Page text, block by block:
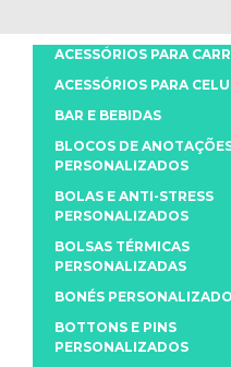
ACESSÓRIOS PARA
ACESSÓRIOS PARA
BAR E BEBIDAS
BLOCOS DE
PERSONALIZADOS
BOLAS E ANTI-STRESS
PERSONALIZADOS
BOLSAS TÉRMICAS
PERSONALIZADAS
BONÉS
BOTTONS E PINS
PERSONALIZADOS